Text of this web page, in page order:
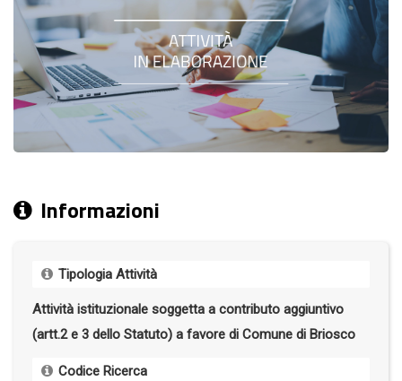
Informazioni
Tipologia Attività
Attività istituzionale soggetta a contributo aggiuntivo
(artt.2 e 3 dello Statuto) a favore di Comune di Briosco
Codice Ricerca